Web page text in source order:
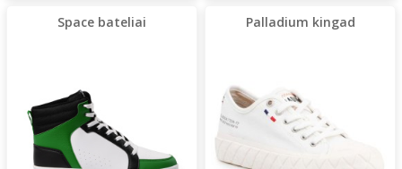
Space bateliai Palladium kingad